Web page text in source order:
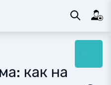
как на